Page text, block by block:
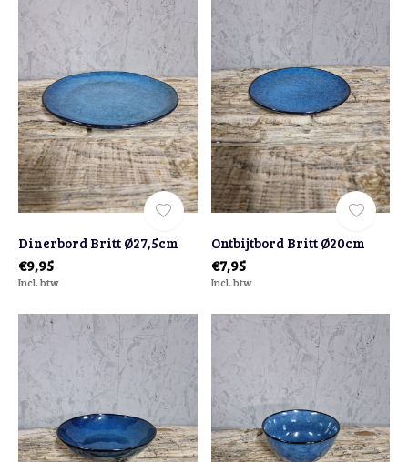
Dinerbord Britt Ø27,5cm
€9,95
Incl. btw
Ontbijtbord Britt Ø20cm
€7,95
Incl. btw